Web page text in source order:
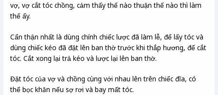
vợ, vợ cắt tóc chồng, cảm thấy thế nào thuận thế nào thì làm
thế ấy.
Cẩn thận nhất là dùng chính chiếc lược đã làm lễ, để lấy tóc và
dùng chiếc kéo đã đặt lên ban thờ trước khi thắp hương, để cắt
tóc. Cắt xong lại trả kéo và lược lại lên ban thờ.
Đặt tóc của vợ và chồng cùng với nhau lên trên chiếc đĩa, có
thể bọc khăn nếu sợ rơi và bay mất tóc.